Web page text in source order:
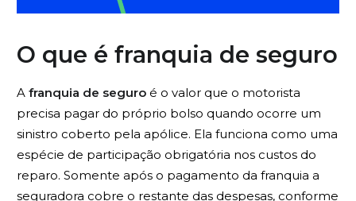
O que é franquia de seguro
A franquia de seguro é o valor que o motorista
precisa pagar do próprio bolso quando ocorre um
sinistro coberto pela apólice. Ela funciona como uma
espécie de participação obrigatória nos custos do
reparo. Somente após o pagamento da franquia a
seguradora cobre o restante das despesas, conforme